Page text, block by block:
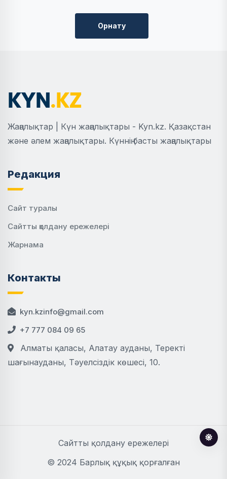
Орнату
Жаңалықтар | Күн жаңалықтары - Kyn.kz. Қазақстан
және әлем жаңалықтары. Күннің басты жаңалықтары
Редакция
Сайт туралы
Сайтты қолдану ережелері
Жарнама
Контакты
kyn.kzinfo@gmail.com
+7 777 084 09 65
Алматы қаласы, Алатау ауданы, Теректі
шағынауданы, Тәуелсіздік көшесі, 10.
Сайтты қолдану ережелері
© 2024 Барлық құқық қорғалған